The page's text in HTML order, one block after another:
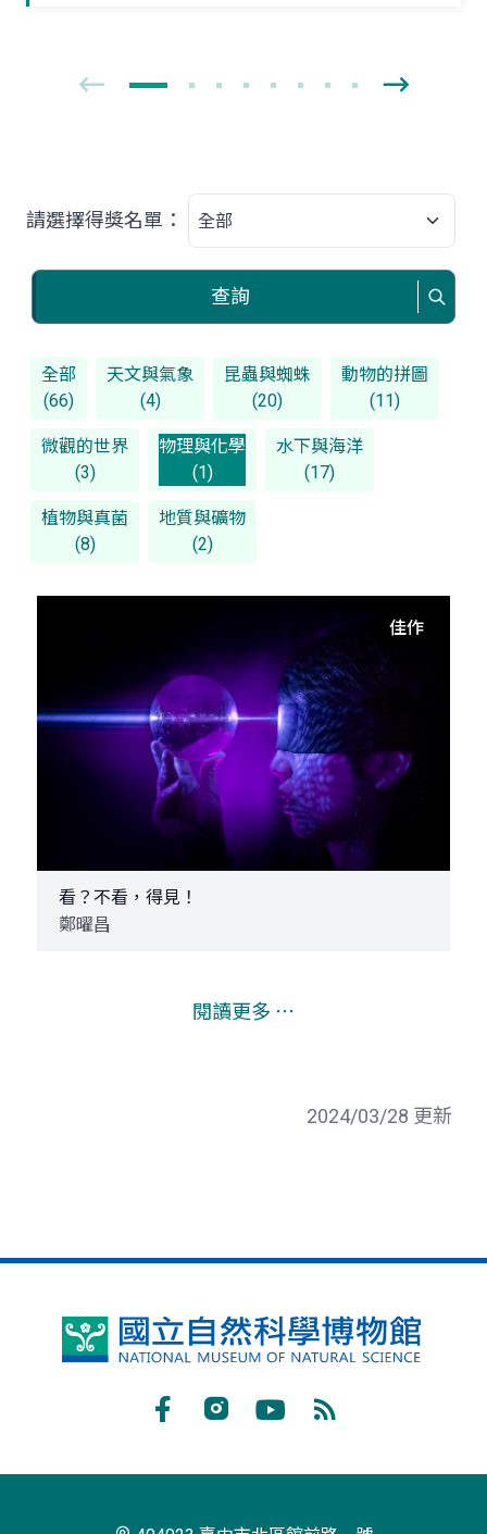
請選擇得獎名單：
查詢
全部
(66)
天文與氣象
(4)
昆蟲與蜘蛛
(20)
動物的拼圖
(11)
微觀的世界
(3)
物理與化學
(1)
水下與海洋
(17)
植物與真菌
(8)
地質與礦物
(2)
佳作
看？不看，得見！
鄭曜昌
閱讀更多 ⋯
2024/03/28 更新
國